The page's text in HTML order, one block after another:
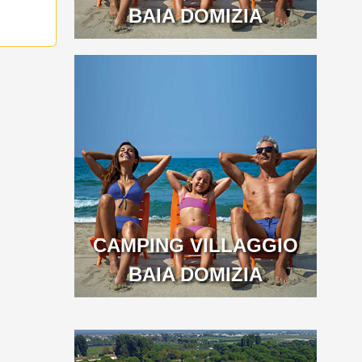
BAIA DOMIZIA
CAMPING VILLAGGIO
BAIA DOMIZIA